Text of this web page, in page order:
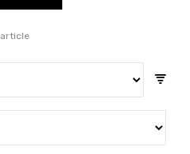
article